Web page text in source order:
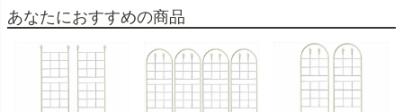
あなたにおすすめの商品